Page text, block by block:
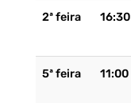
2ª feira 16:30
5ª feira 11:00